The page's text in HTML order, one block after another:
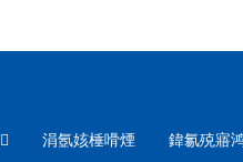
涓氬姟棰嗗煙 鍏氱殑寤